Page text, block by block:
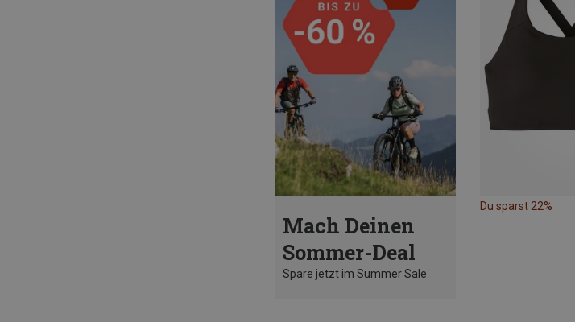
Mach Deinen
Sommer-Deal
Spare jetzt im Summer Sale
Du sparst 22%